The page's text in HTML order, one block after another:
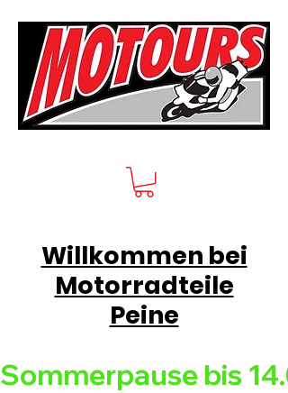
Sommerpause bis
Willkommen bei
Motorradteile
Peine